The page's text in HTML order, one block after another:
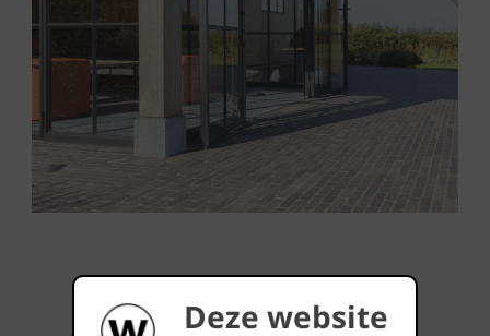
Deze website